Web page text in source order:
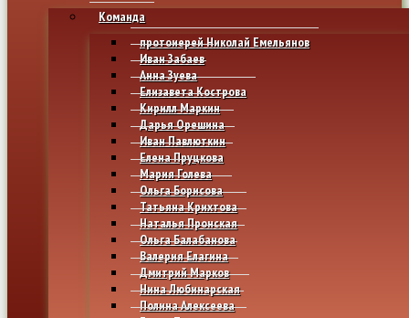
Команда
протоиерей Николай Емельянов
Иван Забаев
Анна Зуева
Елизавета Кострова
Кирилл Маркин
Дарья Орешина
Иван Павлюткин
Елена Пруцкова
Мария Голева
Ольга Борисова
Татьяна Крихтова
Наталья Пронская
Ольга Балабанова
Валерия Елагина
Дмитрий Марков
Нина Любинарская
Полина Алексеева